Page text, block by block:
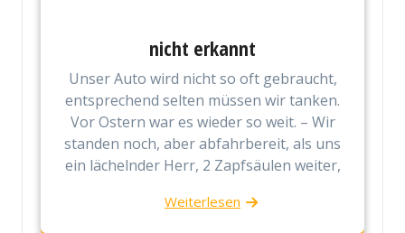
nicht erkannt
Unser Auto wird nicht so oft gebraucht,
entsprechend selten müssen wir tanken.
Vor Ostern war es wieder so weit. – Wir
standen noch, aber abfahrbereit, als uns
ein lächelnder Herr, 2 Zapfsäulen weiter,
Weiterlesen